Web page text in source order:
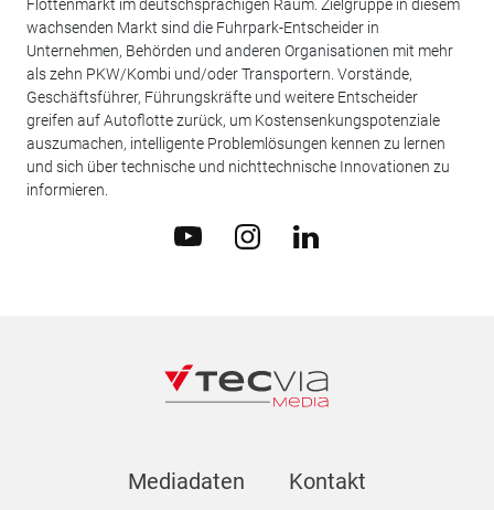
Flottenmarkt im deutschsprachigen Raum. Zielgruppe in diesem
wachsenden Markt sind die Fuhrpark-Entscheider in
Unternehmen, Behörden und anderen Organisationen mit mehr
als zehn PKW/Kombi und/oder Transportern. Vorstände,
Geschäftsführer, Führungskräfte und weitere Entscheider
greifen auf Autoflotte zurück, um Kostensenkungspotenziale
auszumachen, intelligente Problemlösungen kennen zu lernen
und sich über technische und nichttechnische Innovationen zu
informieren.
Mediadaten Kontakt